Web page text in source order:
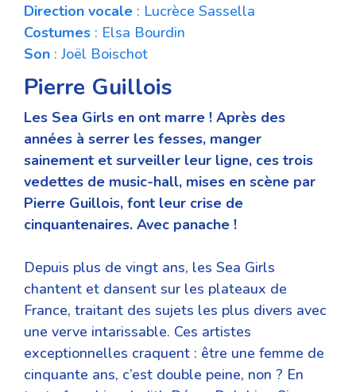
Direction vocale : Lucrèce Sassella
Costumes : Elsa Bourdin
Son : Joël Boischot
Pierre Guillois
Les Sea Girls en ont marre ! Après des
années à serrer les fesses, manger
sainement et surveiller leur ligne, ces trois
vedettes de music-hall, mises en scène par
Pierre Guillois, font leur crise de
cinquantenaires. Avec panache !
Depuis plus de vingt ans, les Sea Girls
chantent et dansent sur les plateaux de
France, traitant des sujets les plus divers avec
une verve intarissable. Ces artistes
exceptionnelles craquent : être une femme de
cinquante ans, c’est double peine, non ? En